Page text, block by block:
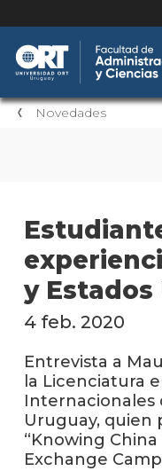
Novedades
y Estados
4 feb. 2020
Entrevista a
la Licenciatura
Internacionales
Uruguay, quien
“Knowing
Exchange